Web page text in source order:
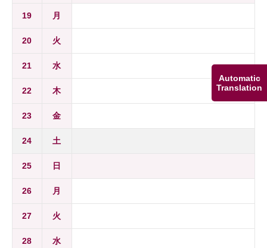
Automatic
Translation
19 月
20 火
21 水
22 木
23 金
24 土
25 日
26 月
27 火
28 水